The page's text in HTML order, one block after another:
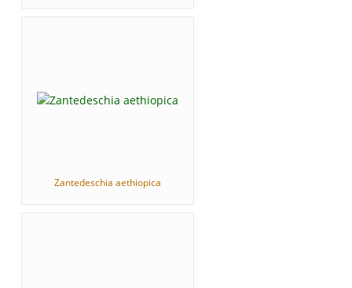
Zantedeschia aethiopica